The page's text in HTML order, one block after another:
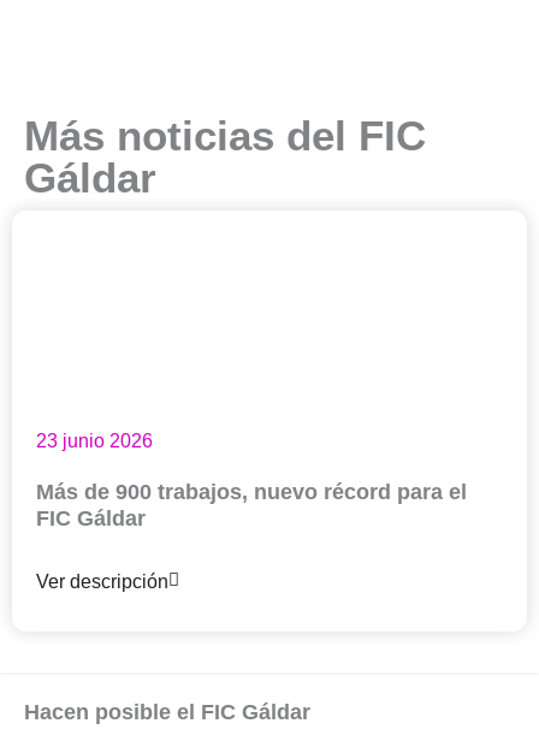
Más noticias del FIC
Gáldar
23 junio 2026
Más de 900 trabajos, nuevo récord para el
FIC Gáldar
Ver descripción
Hacen posible el FIC Gáldar